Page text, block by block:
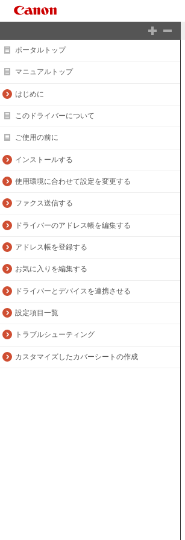
ポータルトップ
マニュアルトップ
はじめに
このドライバーについて
ご使用の前に
インストールする
使用環境に合わせて設定を変更する
ファクス送信する
ドライバーのアドレス帳を編集する
アドレス帳を登録する
お気に入りを編集する
ドライバーとデバイスを連携させる
設定項目一覧
トラブルシューティング
カスタマイズしたカバーシートの作成